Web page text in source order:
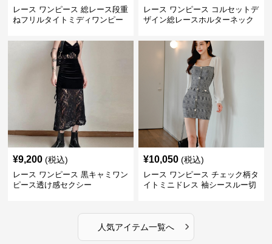
レース ワンピース 総レース段重
ねフリルタイトミディワンピー
レース ワンピース コルセットデ
ザイン総レースホルターネック
¥9,200 (税込)
レース ワンピース 黒キャミワン
ピース透け感セクシー
¥10,050 (税込)
レース ワンピース チェック柄タ
イトミニドレス 袖シースルー切
人気アイテム一覧へ ›